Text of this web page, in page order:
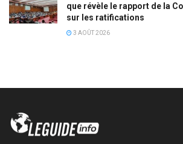
que révèle le rapport de la
sur les ratifications
3 AOÛT 2026